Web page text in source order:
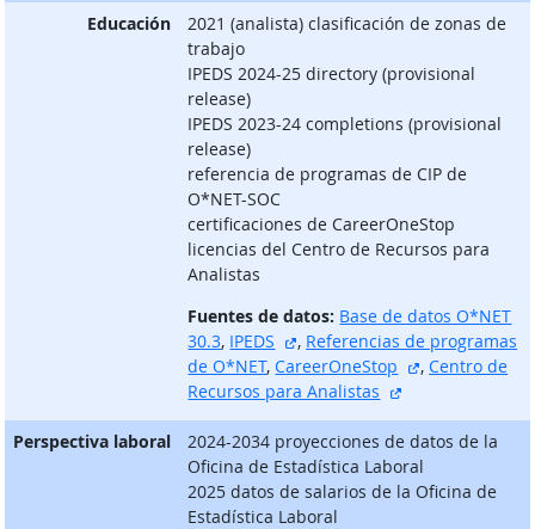
Educación
2021 (analista) clasificación de zonas de
trabajo
IPEDS 2024-25 directory (provisional
release)
IPEDS 2023-24 completions (provisional
release)
referencia de programas de CIP de
O*NET-SOC
certificaciones de CareerOneStop
licencias del Centro de Recursos para
Analistas
Fuentes de datos: Base de datos O*NET
30.3, IPEDS sitio externo
, Referencias de programas
de O*NET,CareerOneStop sitio externo
,Centro de
Recursos para Analistas
Perspectiva laboral
2024-2034 proyecciones de datos de la
Oficina de Estadística Laboral
2025 datos de salarios de la Oficina de
Estadística Laboral